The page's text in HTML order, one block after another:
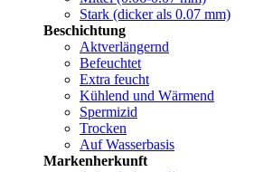
Stark (dicker als 0.07 mm)
Beschichtung
Aktverlängernd
Befeuchtet
Extra feucht
Kühlend und Wärmend
Spermizid
Trocken
Auf Wasserbasis
Markenherkunft